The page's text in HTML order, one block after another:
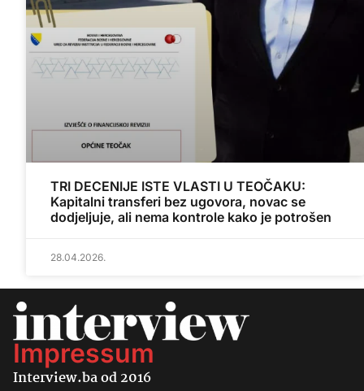
TRI DECENIJE ISTE VLASTI U TEOČAKU:
Kapitalni transferi bez ugovora, novac se
dodjeljuje, ali nema kontrole kako je potrošen
28.04.2026.
Impressum
Interview.ba od 2016